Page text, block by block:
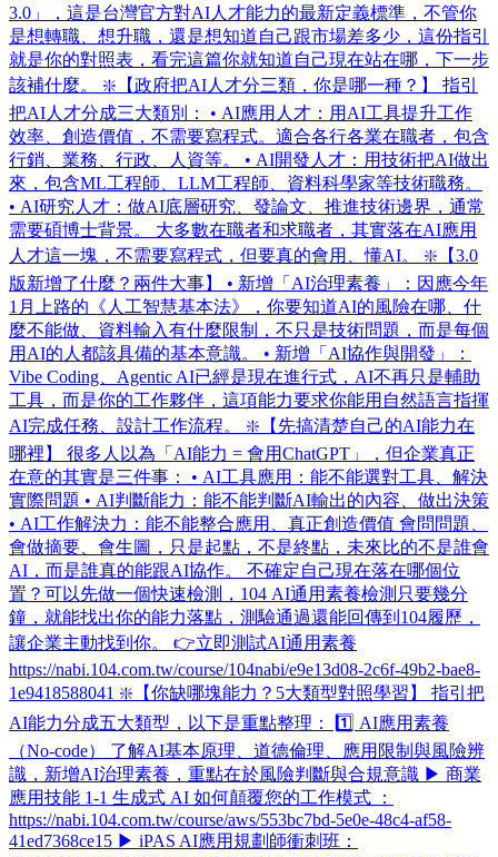
3.0」，這是台灣官方對AI人才能力的最新定義標準，不管你
是想轉職、想升職，還是想知道自己跟市場差多少，這份指引
就是你的對照表，看完這篇你就知道自己現在站在哪，下一步
該補什麼。 ❇️【政府把AI人才分三類，你是哪一種？】 指引
把AI人才分成三大類別： • AI應用人才：用AI工具提升工作
效率、創造價值，不需要寫程式。適合各行各業在職者，包含
行銷、業務、行政、人資等。 • AI開發人才：用技術把AI做出
來，包含ML工程師、LLM工程師、資料科學家等技術職務。
• AI研究人才：做AI底層研究、發論文、推進技術邊界，通常
需要碩博士背景。 大多數在職者和求職者，其實落在AI應用
人才這一塊，不需要寫程式，但要真的會用、懂AI。 ❇️【3.0
版新增了什麼？兩件大事】 • 新增「AI治理素養」：因應今年
1月上路的《人工智慧基本法》，你要知道AI的風險在哪、什
麼不能做、資料輸入有什麼限制，不只是技術問題，而是每個
用AI的人都該具備的基本意識。 • 新增「AI協作與開發」：
Vibe Coding、Agentic AI已經是現在進行式，AI不再只是輔助
工具，而是你的工作夥伴，這項能力要求你能用自然語言指揮
AI完成任務、設計工作流程。 ❇️【先搞清楚自己的AI能力在
哪裡】 很多人以為「AI能力 = 會用ChatGPT」，但企業真正
在意的其實是三件事： • AI工具應用：能不能選對工具、解決
實際問題 • AI判斷能力：能不能判斷AI輸出的內容、做出決策
• AI工作解決力：能不能整合應用、真正創造價值 會問問題、
會做摘要、會生圖，只是起點，不是終點，未來比的不是誰會
AI，而是誰真的能跟AI協作。 不確定自己現在落在哪個位
置？可以先做一個快速檢測，104 AI通用素養檢測只要幾分
鐘，就能找出你的能力落點，測驗通過還能回傳到104履歷，
讓企業主動找到你。 👉立即測試AI通用素養
https://nabi.104.com.tw/course/104nabi/e9e13d08-2c6f-49b2-bae8-
1e9418588041 ❇️【你缺哪塊能力？5大類型對照學習】 指引把
AI能力分成五大類型，以下是重點整理： 1️⃣ AI應用素養
（No-code） 了解AI基本原理、道德倫理、應用限制與風險辨
識，新增AI治理素養，重點在於風險判斷與合規意識 ▶ 商業
應用技能 1-1 生成式 AI 如何顛覆您的工作模式 ：
https://nabi.104.com.tw/course/aws/553bc7bd-5e0e-48c4-af58-
41ed7368ce15 ▶ iPAS AI應用規劃師衝刺班：